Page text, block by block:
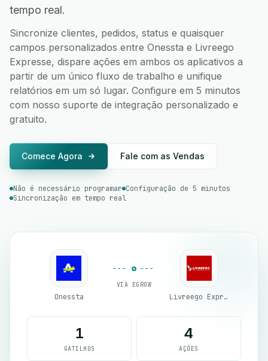
tempo real.
Sincronize clientes, pedidos, status e quaisquer
campos personalizados entre Onessta e Livreego
Expresse, dispare ações em ambos os aplicativos a
partir de um único fluxo de trabalho e unifique
relatórios em um só lugar. Configure em 5 minutos
com nosso suporte de integração personalizado e
gratuito.
Comece Agora Fale com as Vendas
Não é necessário programar Configuração de 5 minutos
Sincronização em tempo real
Onessta
VIA EGROW
Livreego Expresse
1
GATILHOS
4
AÇÕES